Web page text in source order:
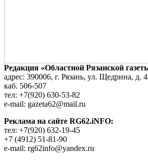
Редакция «Областной Рязанской
адрес: 390006, г. Рязань, ул. Щедрина, д.
каб. 506-507
тел: +7(920) 630-53-82
e-mail: gazeta62@mail.ru
Реклама на сайте RG62.iNFO:
тел: +7(920) 632-19-45
+7 (4912) 51-81-90
e-mail: rg62info@yandex.ru